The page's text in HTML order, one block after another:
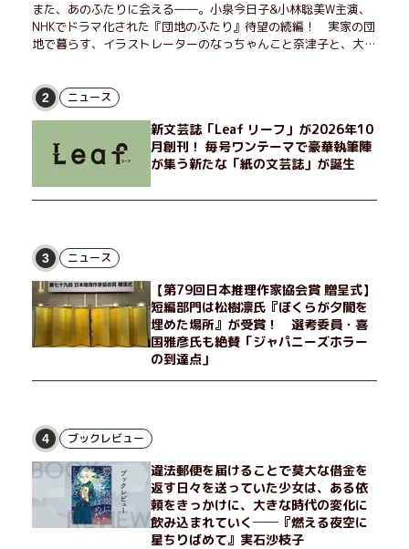
また、あのふたりに会える――。小泉今日子&小林聡美W主演、
NHKでドラマ化された『団地のふたり』待望の続編！ 実家の団
地で暮らす、イラストレーターのなっちゃんこと奈津子と、大学
げたり、部屋でふたりだけの「台湾映画祭」を催したり。50代
独身、幼なじみの変わらぬ友情とささやかな幸せの日々を描く。
2 ニュース
新文芸誌「Leaf リーフ」が2026年10
月創刊！ 毎号ワンテーマで豪華執筆陣
が集う新たな「紙の文芸誌」が誕生
3 ニュース
【第79回日本推理作家協会賞 贈呈式】
短編部門は松樹凛氏『ぼくらが夕闇を
埋めた場所』が受賞！ 選考委員・喜
国雅彦氏も絶賛「ジャパニーズホラー
の到達点」
4 ブックレビュー
違法郵便を届けることで莫大な借金を
返す日々を送っていた少女は、ある依
頼をきっかけに、大きな時代の変化に
飲み込まれていく──『燃える夜空に
星ちりばめて』実石沙枝子